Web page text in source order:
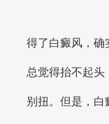
得了白癜风，确
总觉得抬不起头
别扭。但是，白